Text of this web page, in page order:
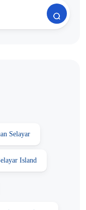
Selayar
Island